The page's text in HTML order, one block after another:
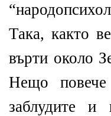
Така, както
върти около
Нещо
заблудите и